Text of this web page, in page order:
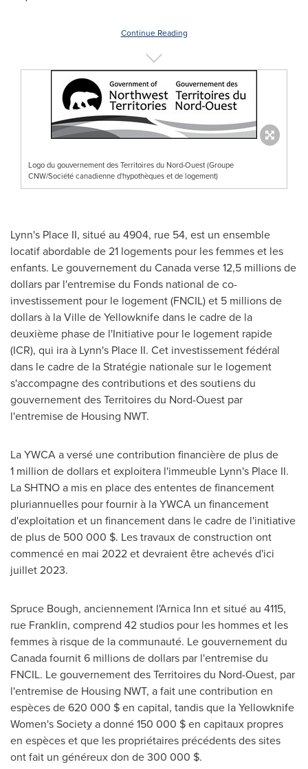
Continue Reading
Logo du gouvernement des Territoires du Nord-Ouest (Groupe
CNW/Société canadienne d'hypothèques et de logement)
Lynn's Place II, situé au 4904, rue 54, est un ensemble
locatif abordable de 21 logements pour les femmes et les
enfants. Le gouvernement du Canadaverse 12,5 millions de
dollars par l'entremise du Fonds national de co-
investissement pour le logement (FNCIL) et 5 millions de
dollars à la Ville deYellowknifedans le cadre de la
deuxième phase de l'Initiative pour le logement rapide
(ICR), qui ira à Lynn's Place II. Cet investissement fédéral
dans le cadre de la Stratégie nationale sur le logement
s'accompagne des contributions et des soutiens du
gouvernement des Territoires du Nord-Ouest par
l'entremise de Housing NWT.
La YWCA a versé une contribution financière de plus de
1 million de dollars et exploitera l'immeuble Lynn's Place II.
La SHTNO a mis en place des ententes de financement
pluriannuelles pour fournir à la YWCA un financement
d'exploitation et un financement dans le cadre de l'initiative
de plus de 500 000 $. Les travaux de construction ont
commencé en mai 2022 et devraient être achevés d'ici
juillet 2023.
Spruce Bough, anciennement l'Arnica Inn et situé au 4115,
rue Franklin, comprend 42 studios pour les hommes et les
femmes à risque de la communauté. Le gouvernement du
Canadafournit 6 millions de dollars par l'entremise du
FNCIL. Le gouvernement des Territoires du Nord-Ouest, par
l'entremise de Housing NWT, a fait une contribution en
espèces de 620 000 $ en capital, tandis que la Yellowknife
Women's Society a donné 150 000 $ en capitaux propres
en espèces et que les propriétaires précédents des sites
ont fait un généreux don de 300 000 $.